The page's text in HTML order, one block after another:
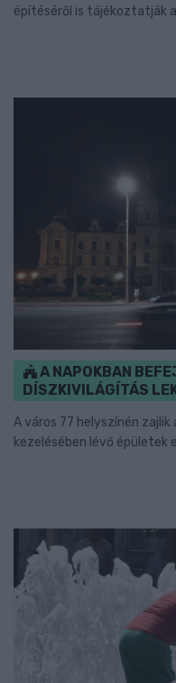
építéséről is tájékoztatják
A NAPOKBAN
DÍSZKIVILÁGÍTÁS
A város 77 helyszínén
kezelésében lévő épületek